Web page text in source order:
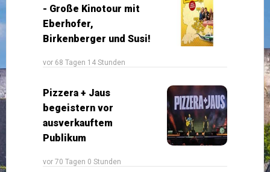
- Große Kinotour mit
Eberhofer,
Birkenberger und Susi!
vor 68 Tagen 14 Stunden
Pizzera + Jaus
begeistern vor
ausverkauftem
Publikum
vor 70 Tagen 0 Stunden